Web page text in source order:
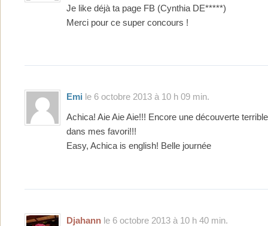
Je like déjà ta page FB (Cynthia DE*****)
Merci pour ce super concours !
Emi le 6 octobre 2013 à 10 h 09 min.
Achica! Aie Aie Aie!!! Encore une découverte
dans mes favori!!!
Easy, Achica is english! Belle journée
Djahann le 6 octobre 2013 à 10 h 40 min.